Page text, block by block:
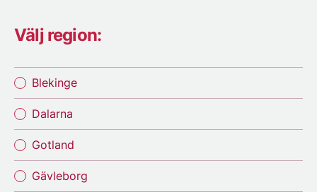
Välj region:
Blekinge
Dalarna
Gotland
Gävleborg